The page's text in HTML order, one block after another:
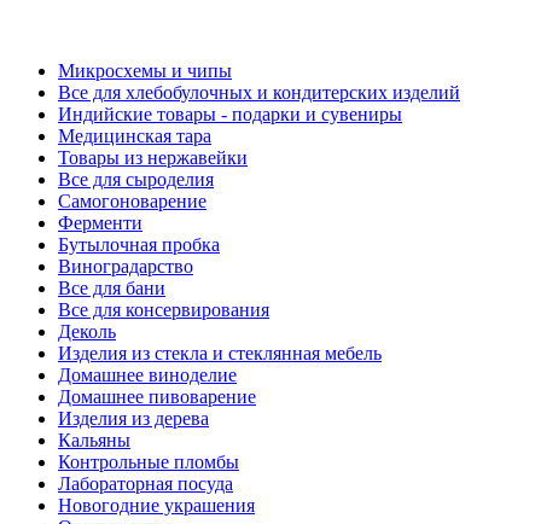
Микросхемы и чипы
Все для хлебобулочных и кондитерских изделий
Индийские товары - подарки и сувениры
Медицинская тара
Товары из нержавейки
Все для сыроделия
Самогоноварение
Ферменти
Бутылочная пробка
Виноградарство
Все для бани
Все для консервирования
Деколь
Изделия из стекла и стеклянная мебель
Домашнее виноделие
Домашнее пивоварение
Изделия из дерева
Кальяны
Контрольные пломбы
Лабораторная посуда
Новогодние украшения